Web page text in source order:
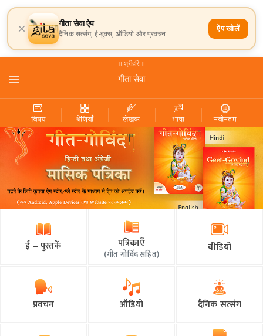
गीता सेवा ऐप
दैनिक सत्संग, ई-बुक्स, ऑडियो और प्रवचन
ऐप खोलें
॥ श्रीहरि:॥
गीता सेवा
विषय श्रेणियाँ लेखक भाषा नवीनतम
ई – पुस्तकें पत्रिकाएँ
(गीत गोविंद सहित) वीडियो
प्रवचन ऑडियो दैनिक सत्संग